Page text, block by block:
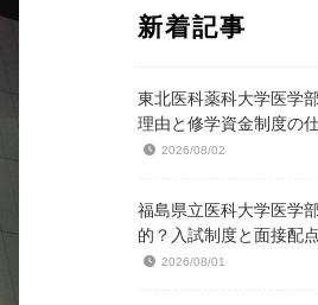
新着記事
東北医科薬科大学医学
理由と修学資金制度の
2026/08/02
福島県立医科大学医学
的？入試制度と面接配
2026/08/01